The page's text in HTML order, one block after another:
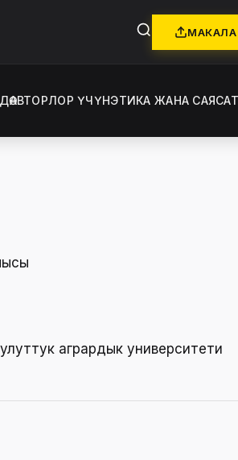
МАКАЛА
АВТОРЛОР ҮЧҮНЭТИКА ЖАНА
агрардык университети